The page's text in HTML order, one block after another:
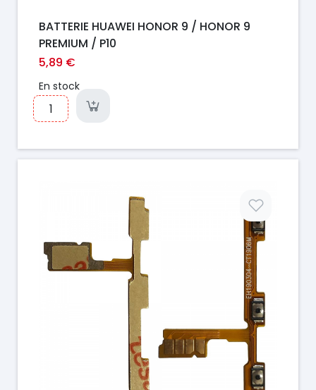
BATTERIE HUAWEI HONOR 9 / HONOR 9
PREMIUM / P10
5,89 €
En stock